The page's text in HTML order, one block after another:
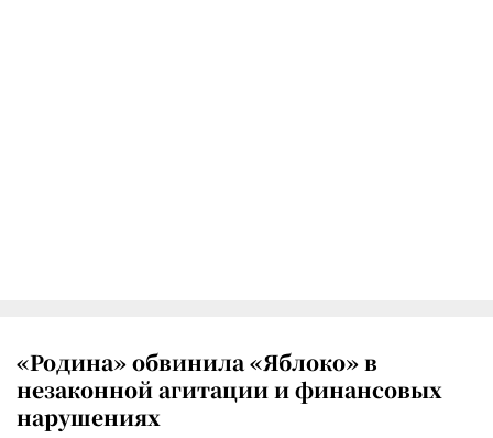
«Родина» обвинила «Яблоко» в
незаконной агитации и финансовых
нарушениях